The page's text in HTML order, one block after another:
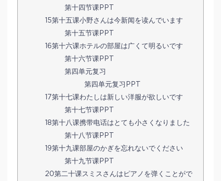
第十四节课PPT
15第十五课小野さんは今新闻を读んでいます
第十五节课PPT
16第十六课ホテルの部屋は广くて明るいです
第十六节课PPT
第四单元复习
第四单元复习PPT
17第十七课わたしは新しい洋服が欲しいです
第十七节课PPT
18第十八课携带电话はとても小さくなりました
第十八节课PPT
19第十九课部屋のかぎを忘れないでください
第十九节课PPT
20第二十课スミスさんはピアノを弹くことがで